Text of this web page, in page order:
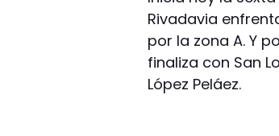
Rivadavia
por la zona A. Y
finaliza con San
López Peláez.